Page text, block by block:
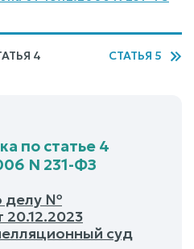
4 СТАТЬЯ 5
по статье 4
N 231-ФЗ
делу №
суд